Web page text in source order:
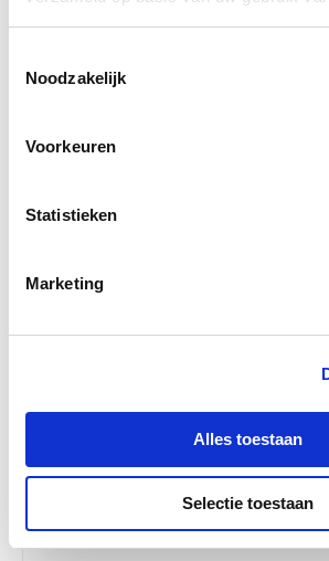
Noodzakelijk
Voorkeuren
Statistieken
Marketing
Alles toestaan
Selectie toestaan
€ 41,95 € 39,85
4.6
rating
20
Lick Block 3kg -
€ 8,40 € 7,98